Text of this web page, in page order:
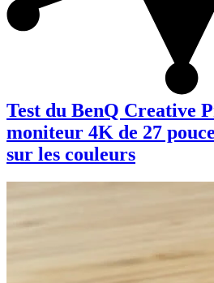
Test du BenQ Creative
moniteur 4K de 27
sur les couleurs